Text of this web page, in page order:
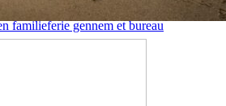
familieferie gennem et bureau